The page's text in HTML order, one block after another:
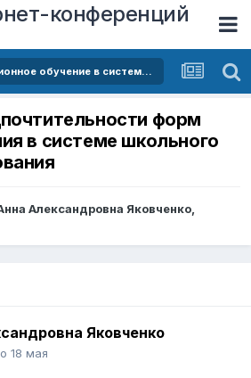
конференций
Электронное и дистанционное обучение в системе школьного образования Республики Башкортостан: состояние, проблемы и перспективы развития
форм
в системе школьного
Александровна Яковченко,
Яковченко
18 мая